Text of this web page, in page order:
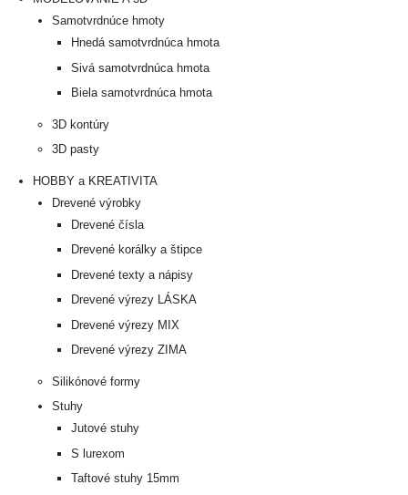
Samotvrdnúce hmoty
Hnedá samotvrdnúca hmota
Sivá samotvrdnúca hmota
Biela samotvrdnúca hmota
3D kontúry
3D pasty
HOBBY a KREATIVITA
Drevené výrobky
Drevené čísla
Drevené korálky a štipce
Drevené texty a nápisy
Drevené výrezy LÁSKA
Drevené výrezy MIX
Drevené výrezy ZIMA
Silikónové formy
Stuhy
Jutové stuhy
S lurexom
Taftové stuhy 15mm